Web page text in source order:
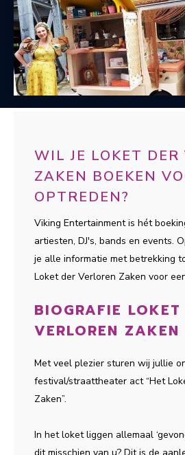
WIL JE LOKET DER
ZAKEN BOEKEN
OPTREDEN?
Viking Entertainment is hét
artiesten, DJ's, bands en events.
je alle informatie met betrekking
Loket der Verloren Zaken voor
BIOGRAFIE LOKET
VERLOREN ZAKEN
Met veel plezier sturen wij jullie
festival/straattheater act “Het
Zaken”.
In het loket liggen allemaal